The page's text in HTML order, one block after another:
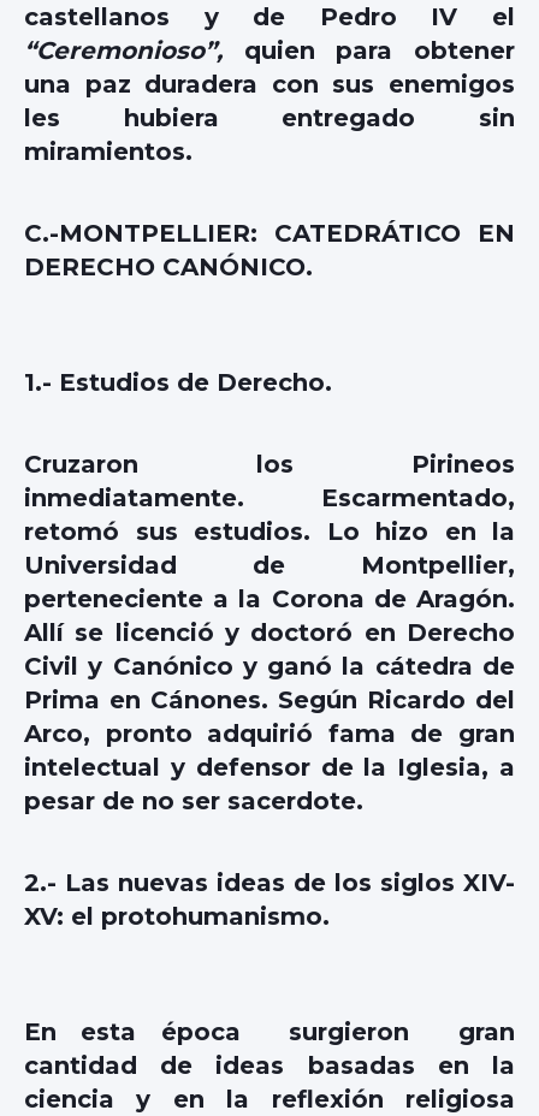
castellanos y de Pedro IV el
“Ceremonioso”, quien para obtener
una paz duradera con sus enemigos
les hubiera entregado sin
miramientos.
C.-MONTPELLIER: CATEDRÁTICO EN
DERECHO CANÓNICO.
1.- Estudios de Derecho.
Cruzaron los Pirineos
inmediatamente. Escarmentado,
retomó sus estudios. Lo hizo en la
Universidad de Montpellier,
perteneciente a la Corona de Aragón.
Allí se licenció y doctoró en Derecho
Civil y Canónico y ganó la cátedra de
Prima en Cánones. Según Ricardo del
Arco, pronto adquirió fama de gran
intelectual y defensor de la Iglesia, a
pesar de no ser sacerdote.
2.- Las nuevas ideas de los siglos XIV-
XV: el protohumanismo.
En esta época surgieron gran
cantidad de ideas basadas en la
ciencia y en la reflexión religiosa